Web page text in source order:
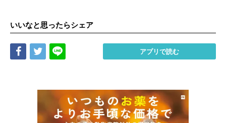
いいなと思ったらシェア
Share Tweet アプリで読む